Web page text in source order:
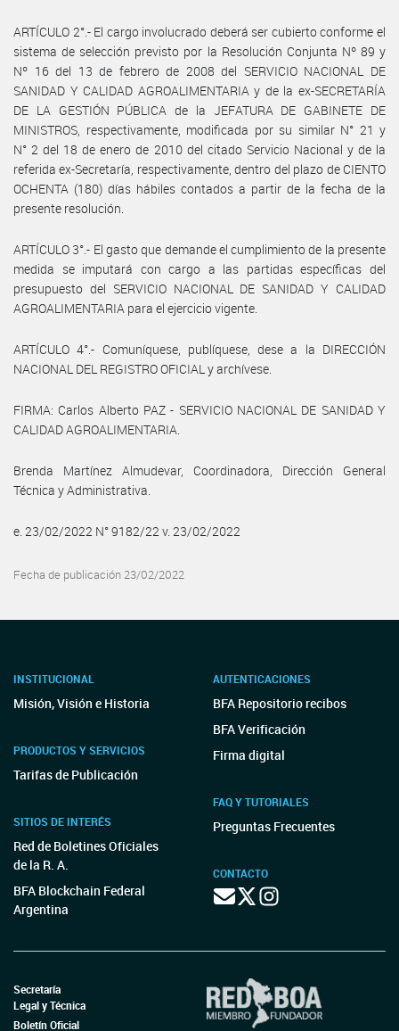
ARTÍCULO 2°.- El cargo involucrado deberá ser cubierto conforme el
sistema de selección previsto por la Resolución Conjunta Nº 89 y
Nº 16 del 13 de febrero de 2008 del SERVICIO NACIONAL DE
SANIDAD Y CALIDAD AGROALIMENTARIA y de la ex-SECRETARÍA
DE LA GESTIÓN PÚBLICA de la JEFATURA DE GABINETE DE
MINISTROS, respectivamente, modificada por su similar N° 21 y
N° 2 del 18 de enero de 2010 del citado Servicio Nacional y de la
referida ex-Secretaría, respectivamente, dentro del plazo de CIENTO
OCHENTA (180) días hábiles contados a partir de la fecha de la
presente resolución.
ARTÍCULO 3°.- El gasto que demande el cumplimiento de la presente
medida se imputará con cargo a las partidas específicas del
presupuesto del SERVICIO NACIONAL DE SANIDAD Y CALIDAD
AGROALIMENTARIA para el ejercicio vigente.
ARTÍCULO 4°.- Comuníquese, publíquese, dese a la DIRECCIÓN
NACIONAL DEL REGISTRO OFICIAL y archívese.
FIRMA: Carlos Alberto PAZ - SERVICIO NACIONAL DE SANIDAD Y
CALIDAD AGROALIMENTARIA.
Brenda Martínez Almudevar, Coordinadora, Dirección General
Técnica y Administrativa.
e. 23/02/2022 N° 9182/22 v. 23/02/2022
Fecha de publicación 23/02/2022
INSTITUCIONAL
Misión, Visión e Historia
PRODUCTOS Y SERVICIOS
Tarifas de Publicación
SITIOS DE INTERÉS
Red de Boletines Oficiales
de la R. A.
BFA Blockchain Federal
Argentina
AUTENTICACIONES
BFA Repositorio recibos
BFA Verificación
Firma digital
FAQ Y TUTORIALES
Preguntas Frecuentes
CONTACTO
Secretaría
Legal y Técnica
Boletín Oficial